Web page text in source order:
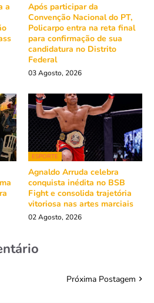
a
Após participar da
Convenção Nacional do PT,
Policarpo entra na reta final
para confirmação de sua
candidatura no Distrito
Federal
03 Agosto, 2026
ESPORTE
Agnaldo Arruda celebra
conquista inédita no BSB
Fight e consolida trajetória
vitoriosa nas artes marciais
02 Agosto, 2026
Próxima Postagem